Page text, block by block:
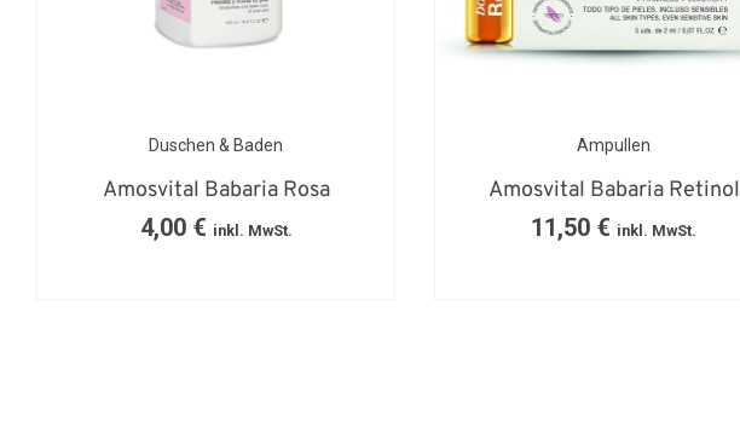
Duschen & Baden
Amosvital Babaria Rosa
4,00 € inkl. MwSt.
Ampullen
Amosvital Babaria Retinol
11,50 € inkl. MwSt.